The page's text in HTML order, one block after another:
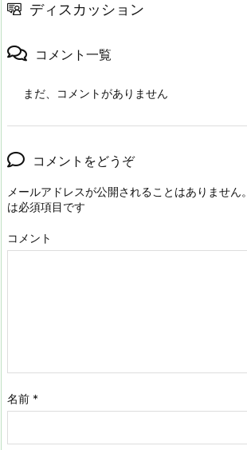
ディスカッション
コメント一覧
まだ、コメントがありません
コメントをどうぞ
メールアドレスが公開されることはありません。
は必須項目です
コメント
名前 *